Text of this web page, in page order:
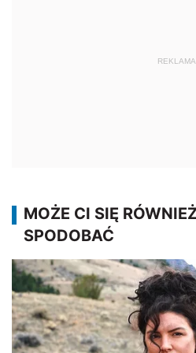
REKLAMA